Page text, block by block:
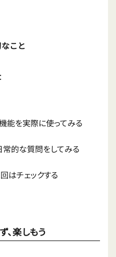
こと
能を実際に使ってみる
的な質問をしてみる
はチェックする
、楽しもう